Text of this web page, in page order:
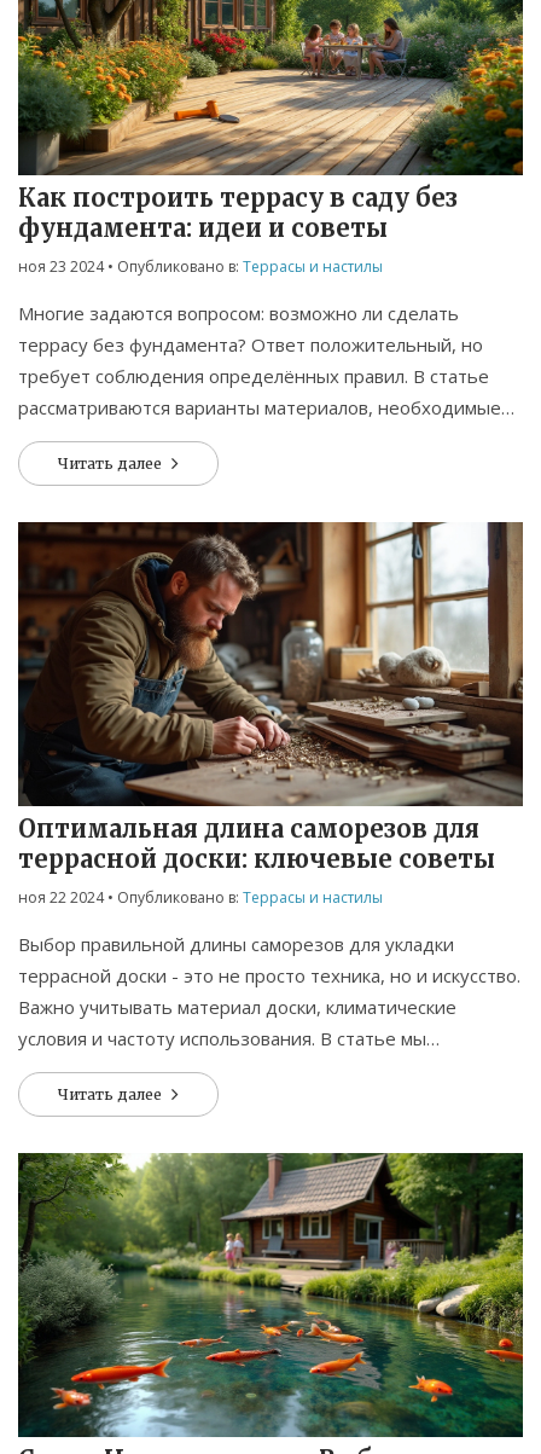
Как построить террасу в саду без
фундамента: идеи и советы
ноя 23 2024• Опубликовано в: Террасы и настилы
Многие задаются вопросом: возможно ли сделать
террасу без фундамента? Ответ положительный, но
требует соблюдения определённых правил. В статье
рассматриваются варианты материалов, необходимые
инструменты и практические советы для строительства
надёжной садовой террасы. Обсуждаются способы
уходу. Простой и доступный способ сделать ваш сад
более комфортным и привлекательным.
Читать далее
Оптимальная длина саморезов для
террасной доски: ключевые советы
ноя 22 2024• Опубликовано в: Террасы и настилы
Выбор правильной длины саморезов для укладки
террасной доски - это не просто техника, но и искусство.
Важно учитывать материал доски, климатические
условия и частоту использования. В статье мы
рассмотрим, как правильно подобрать длину винта для
различных видов террасной доски, а также какие
как обеспечить долговечность и надежность вашей
террасы.
Читать далее